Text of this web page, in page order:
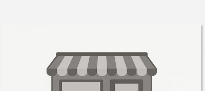
いう間に完食、しっかりと堪能できた。